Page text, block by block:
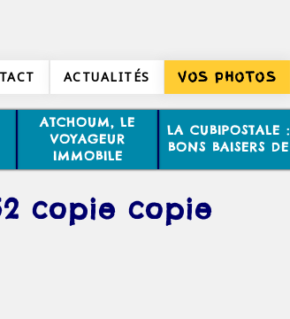
ACTUALITÉS VOS PHOTOS
ATCHOUM, LE
VOYAGEUR
IMMOBILE
LA CUBIPOSTALE :
BONS BAISERS DE
copie copie